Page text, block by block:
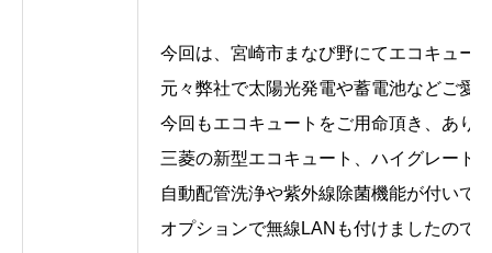
今回は、宮崎市まなび野にてエコキュー
元々弊社で太陽光発電や蓄電池などご愛
今回もエコキュートをご用命頂き、あり
三菱の新型エコキュート、ハイグレード
自動配管洗浄や紫外線除菌機能が付いて
オプションで無線LANも付けましたので